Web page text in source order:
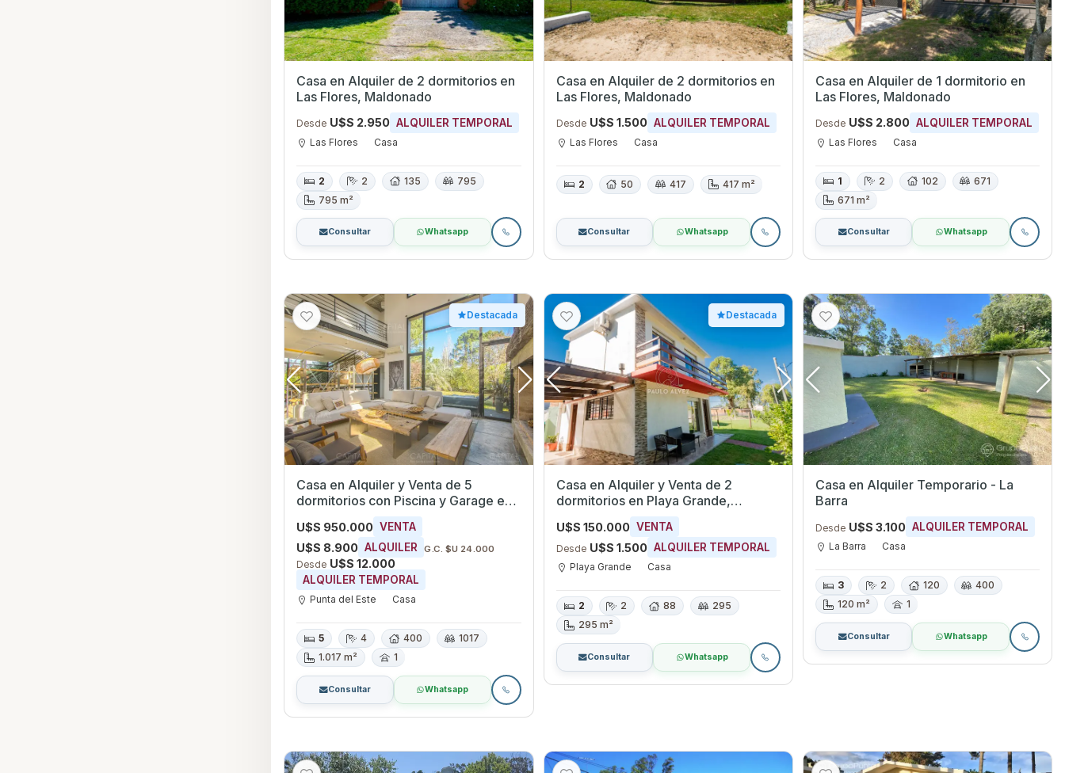
Casa en Alquiler de 2 dormitorios en
Las Flores, Maldonado
Desde U$S 2.950 ALQUILER TEMPORAL
Las Flores Casa
2 2 135
795
795 m²
Consultar Whatsapp
Casa en Alquiler de 2 dormitorios en
Las Flores, Maldonado
Desde U$S 1.500 ALQUILER TEMPORAL
Las Flores Casa
2 50 417 417 m²
Consultar Whatsapp
Casa en Alquiler de 1 dormitorio en
Las Flores, Maldonado
Desde U$S 2.800 ALQUILER TEMPORAL
Las Flores Casa
1 2 102
671
671 m²
Consultar Whatsapp
Destacada
Casa en Alquiler y Venta de 5
dormitorios con Piscina y Garage en
Punta del Este, Maldonado
U$S 950.000 VENTA
U$S 8.900 ALQUILER
G.C. $U 24.000
Desde U$S 12.000
ALQUILER TEMPORAL
Punta del Este Casa
5 4 400
1017
1.017 m²
1
Consultar Whatsapp
Destacada
Casa en Alquiler y Venta de 2
dormitorios en Playa Grande,
U$S 150.000 VENTA
Desde U$S 1.500 ALQUILER TEMPORAL
Playa Grande Casa
2 2 88
295
295 m²
Consultar Whatsapp
Casa en Alquiler Temporario - La
Barra
Desde U$S 3.100 ALQUILER TEMPORAL
La Barra Casa
3 2 120
400
120 m²
1
Consultar Whatsapp